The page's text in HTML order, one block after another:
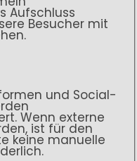
Aufschluss
Besucher mit
und Social-
Wenn externe
ist für den
keine manuelle